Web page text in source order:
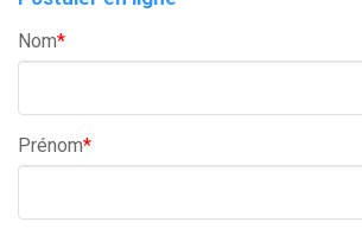
Nom*
Prénom*